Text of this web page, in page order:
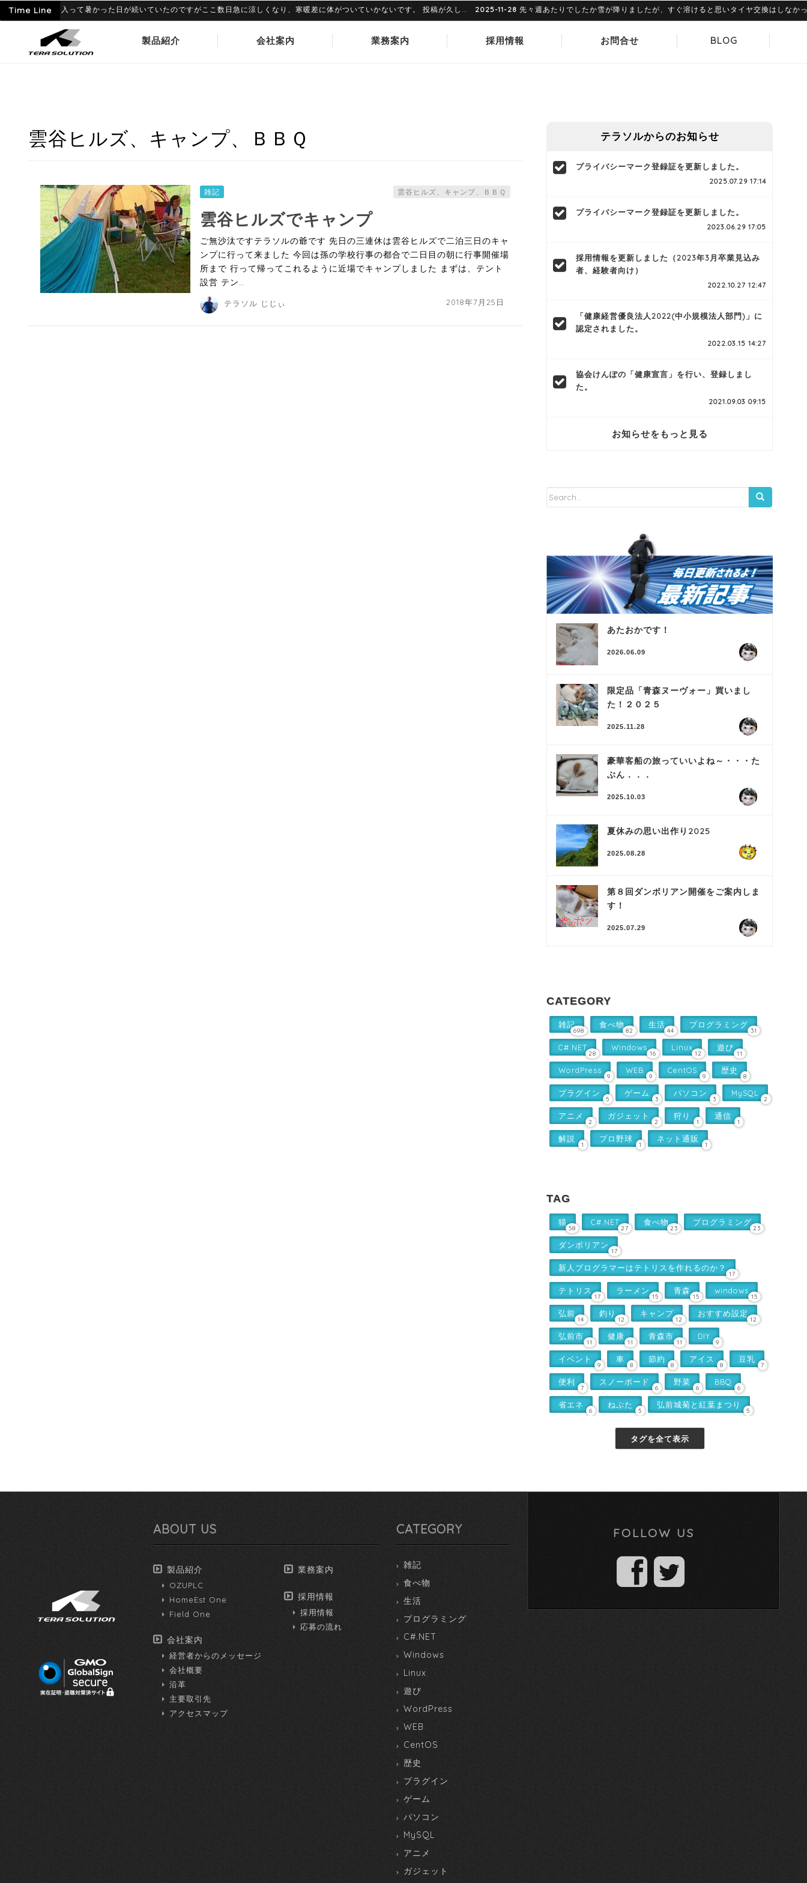
Time Line
06-09 6月に入って暑かった日が続いていたのですがここ数日急に涼しくなり、寒暖差に体がついていかないです。 投稿が久し... 2025-11-28 先々週あたりでしたか雪が降りましたが、すぐ溶けると思いタイヤ交換はしなかっ
製品紹介 会社案内 業務案内 採用情報 お問合せ BLOG
雲谷ヒルズ、キャンプ、ＢＢＱ
雑記 雲谷ヒルズ、キャンプ、ＢＢＱ
雲谷ヒルズでキャンプ
ご無沙汰ですテラソルの爺です 先日の三連休は雲谷ヒルズで二泊三日のキャ
ンプに行って来ました 今回は孫の学校行事の都合で二日目の朝に行事開催場
所まで 行って帰ってこれるように近場でキャンプしました まずは、テント
設営 テン…
2018年7月25日
テラソル じじぃ
テラソルからのお知らせ
プライバシーマーク登録証を更新しました。
2025.07.29 17:14
プライバシーマーク登録証を更新しました。
2023.06.29 17:05
採用情報を更新しました（2023年3月卒業見込み
者、経験者向け）
2022.10.27 12:47
「健康経営優良法人2022(中小規模法人部門)」に
認定されました。
2022.03.15 14:27
協会けんぽの「健康宣言」を行い、登録しまし
た。
2021.09.03 09:15
お知らせをもっと見る
あたおかです！
2026.06.09
限定品「青森ヌーヴォー」買いまし
た！２０２５
2025.11.28
豪華客船の旅っていいよね～・・・た
ぶん．．．
2025.10.03
夏休みの思い出作り2025
2025.08.28
第８回ダンボリアン開催をご案内しま
す！
2025.07.29
CATEGORY
雑記
698
食べ物
82
生活
44
プログラミング
31
C#.NET
28
Windows
16
Linux
12
遊び
11
WordPress
9
WEB
9
CentOS
9
歴史
8
プラグイン
5
ゲーム
3
パソコン
3
MySQL
2
アニメ
2
ガジェット
2
狩り
1
通信
1
解説
1
プロ野球
1
ネット通販
1
TAG
猫
58
C#.NET
27
食べ物
23
プログラミング
23
ダンボリアン
17
新人プログラマーはテトリスを作れるのか？
17
テトリス
17
ラーメン
15
青森
15
windows
15
弘前
14
釣り
12
キャンプ
12
おすすめ設定
12
弘前市
11
健康
11
青森市
11
DIY
9
イベント
9
車
8
節約
8
アイス
8
豆乳
7
便利
7
スノーボード
6
野菜
6
BBQ
6
省エネ
6
ねぷた
5
弘前城菊と紅葉まつり
5
タグを全て表示
ABOUT US
製品紹介
OZUPLC
HomeEst One
Field One
会社案内
経営者からのメッセージ
会社概要
沿革
主要取引先
アクセスマップ
業務案内
採用情報
採用情報
応募の流れ
CATEGORY
雑記
食べ物
生活
プログラミング
C#.NET
Windows
Linux
遊び
WordPress
WEB
CentOS
歴史
プラグイン
ゲーム
パソコン
MySQL
アニメ
ガジェット
FOLLOW US